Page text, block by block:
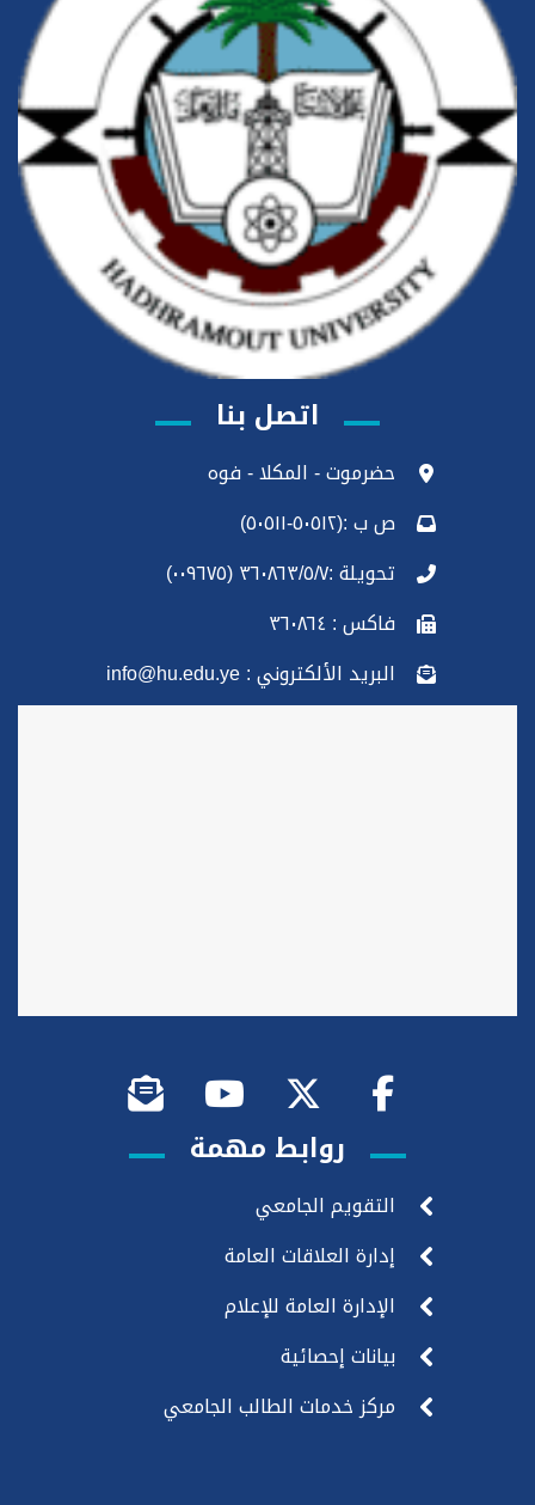
اتصل بنا
حضرموت - المكلا - فوه
ص ب :(٥٠٥١٢-٥٠٥١١)
تحويلة :٣٦٠٨٦٣/٥/٧ (٠٠٩٦٧٥)
فاكس : ٣٦٠٨٦٤
البريد الألكتروني : info@hu.edu.ye
روابط مهمة
التقويم الجامعي
إدارة العلاقات العامة
الإدارة العامة للإعلام
بيانات إحصائية
مركز خدمات الطالب الجامعي